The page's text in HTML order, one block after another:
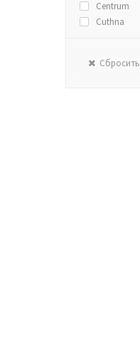
Centrum
Cuthna
Horak
Сбросить